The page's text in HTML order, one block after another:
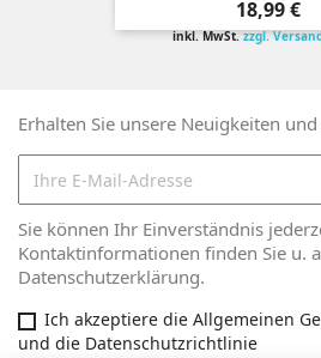
Preis
18,99 €
inkl. MwSt.zzgl.
Erhalten Sie unsere Neuigkeiten
Sie können Ihr Einverständnis
Kontaktinformationen finden Sie u.
Datenschutzerklärung.
Ich akzeptiere die Allgemeinen
und die Datenschutzrichtlinie